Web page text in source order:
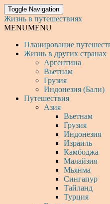
Toggle Navigation
Жизнь в путешествиях
MENUMENU
Планирование
Жизнь в других странах
Аргентина
Вьетнам
Грузия
Индонезия (Бали)
Путешествия
Азия
Вьетнам
Грузия
Индонезия
Израиль
Камбоджа
Малайзия
Мьянма
Сингапур
Тайланд
Турция